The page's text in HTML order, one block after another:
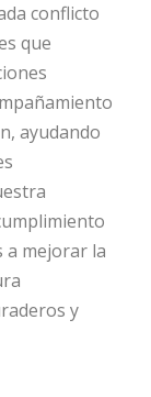
conflicto
que
ayudando
a mejorar la
y